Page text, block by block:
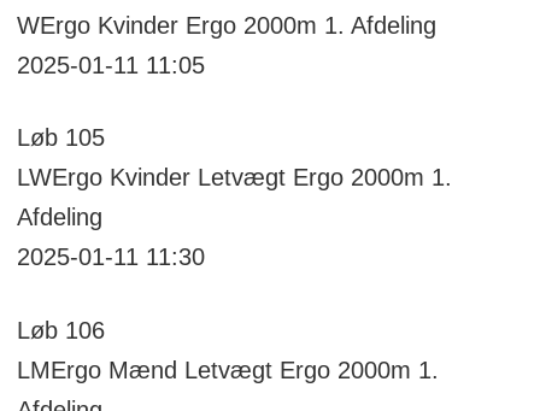
WErgoKvinder Ergo 2000m 1. Afdeling
2025-01-11 11:05
Løb 105
LWErgoKvinder Letvægt Ergo 2000m 1.
Afdeling
2025-01-11 11:30
Løb 106
LMErgoMænd Letvægt Ergo 2000m 1.